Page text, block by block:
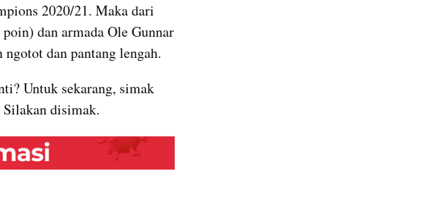
2020/21. Maka dari
dan armada Ole Gunnar
dan pantang lengah.
Untuk sekarang, simak
disimak.
external kumparan